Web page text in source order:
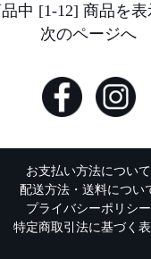
中 [1-12] 商品を
次のページへ
お支払い方法について
配送方法・送料につい
プライバシーポリシー
特定商取引法に基づく